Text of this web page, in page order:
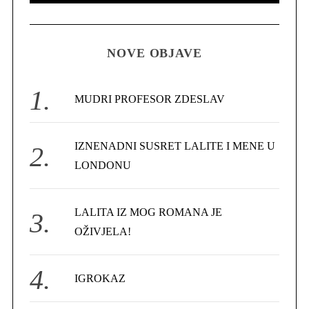
o
A
C
NOVE OBJAVE
MUDRI PROFESOR ZDESLAV
IZNENADNI SUSRET LALITE I MENE U
LONDONU
LALITA IZ MOG ROMANA JE
OŽIVJELA!
IGROKAZ